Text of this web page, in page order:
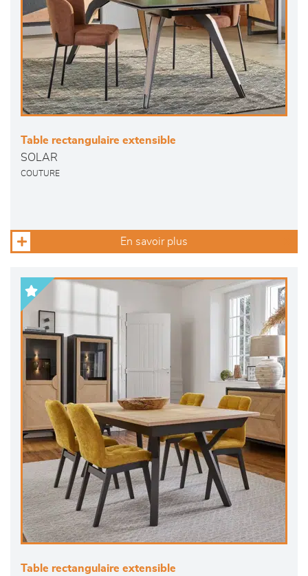
Table rectangulaire extensible
SOLAR
COUTURE
En savoir plus
Table rectangulaire extensible